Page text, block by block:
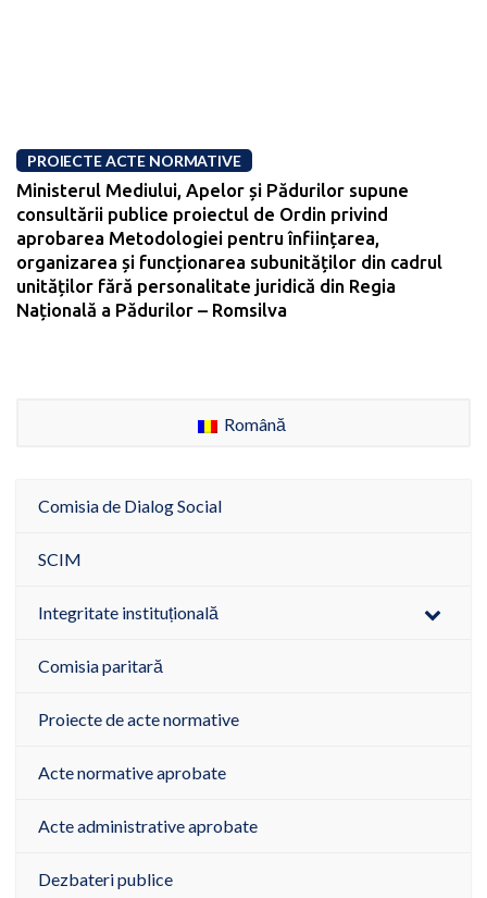
PROIECTE ACTE NORMATIVE
Ministerul Mediului, Apelor și Pădurilor supune
consultării publice proiectul de Ordin privind
aprobarea Metodologiei pentru înființarea,
organizarea și funcționarea subunităților din cadrul
unităților fără personalitate juridică din Regia
Națională a Pădurilor – Romsilva
Română
Comisia de Dialog Social
SCIM
Integritate instituțională
Comisia paritară
Proiecte de acte normative
Acte normative aprobate
Acte administrative aprobate
Dezbateri publice